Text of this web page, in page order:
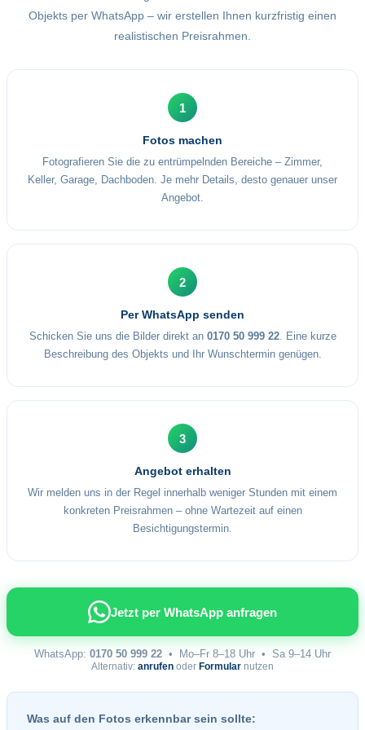
Objekts per WhatsApp – wir erstellen Ihnen kurzfristig einen
realistischen Preisrahmen.
1
Fotos machen
Fotografieren Sie die zu entrümpelnden Bereiche – Zimmer,
Keller, Garage, Dachboden. Je mehr Details, desto genauer unser
Angebot.
2
Per WhatsApp senden
Schicken Sie uns die Bilder direkt an 0170 50 999 22. Eine kurze
Beschreibung des Objekts und Ihr Wunschtermin genügen.
3
Angebot erhalten
Wir melden uns in der Regel innerhalb weniger Stunden mit einem
konkreten Preisrahmen – ohne Wartezeit auf einen
Besichtigungstermin.
Jetzt per WhatsApp anfragen
WhatsApp: 0170 50 999 22 • Mo–Fr 8–18 Uhr • Sa 9–14 Uhr
Alternativ: anrufen oder Formular nutzen
Was auf den Fotos erkennbar sein sollte: